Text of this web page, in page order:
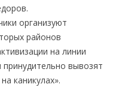
организуют
районов
на линии
вывозят
каникулах».